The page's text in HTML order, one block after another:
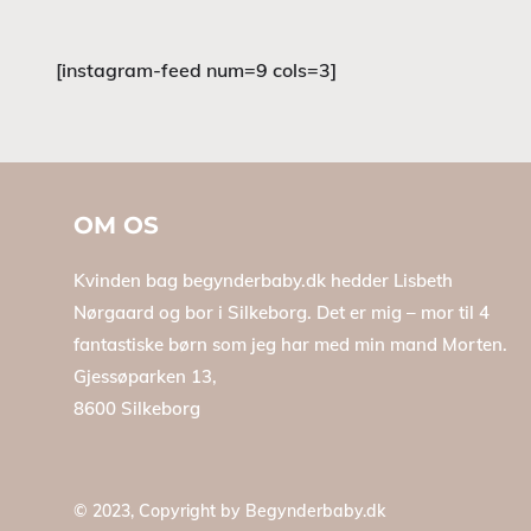
[instagram-feed num=9 cols=3]
OM OS
Kvinden bag begynderbaby.dk hedder Lisbeth
Nørgaard og bor i Silkeborg. Det er mig – mor til 4
fantastiske børn som jeg har med min mand Morten.
Gjessøparken 13,
8600 Silkeborg
© 2023, Copyright by Begynderbaby.dk